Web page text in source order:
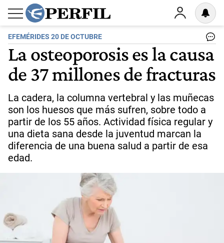
EFEMÉRIDES 20 DE OCTUBRE
La osteoporosis es la causa
de 37 millones de fracturas
La cadera, la columna vertebral y las muñecas
son los huesos que más sufren, sobre todo a
partir de los 55 años. Actividad física regular y
una dieta sana desde la juventud marcan la
diferencia de una buena salud a partir de esa
edad.